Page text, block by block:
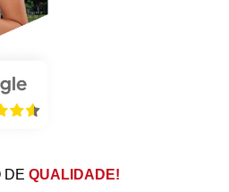
DEQUALIDADE!